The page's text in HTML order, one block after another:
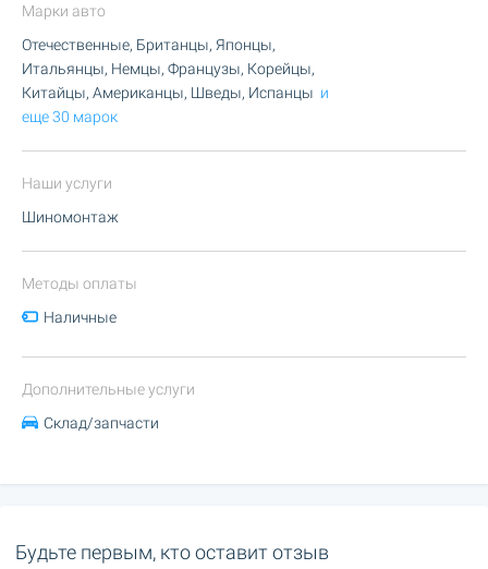
Марки авто
Отечественные, Британцы, Японцы,
Итальянцы, Немцы, Французы, Корейцы,
Китайцы, Американцы, Шведы, Испанцы и
еще 30 марок
Наши услуги
Шиномонтаж
Методы оплаты
Наличные
Дополнительные услуги
Склад/запчасти
Будьте первым, кто оставит отзыв